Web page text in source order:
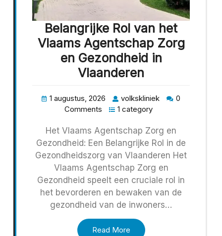
Belangrijke Rol van het
Vlaams Agentschap Zorg
en Gezondheid in
Vlaanderen
1 augustus, 2026 volkskliniek
0
Comments
1 category
Het Vlaams Agentschap Zorg en
Gezondheid: Een Belangrijke Rol in de
Gezondheidszorg van Vlaanderen Het
Vlaams Agentschap Zorg en
Gezondheid speelt een cruciale rol in
het bevorderen en bewaken van de
gezondheid van de inwoners…
Read More